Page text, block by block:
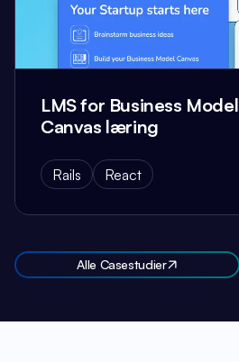
LMS for Business Model
Canvas læring
Rails React
Alle Casestudier